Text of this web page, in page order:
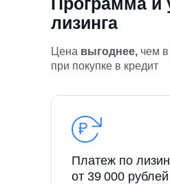
лизинга
Цена выгоднее, чем
при покупке в кредит
Платеж по
от 39 000 рублей